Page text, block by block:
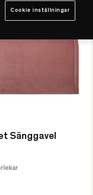
Sänggavel
Cookie inställningar